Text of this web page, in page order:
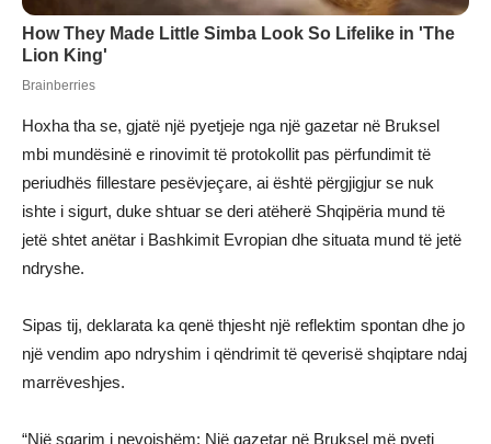
Hoxha tha se, gjatë një pyetjeje nga një gazetar në Bruksel
mbi mundësinë e rinovimit të protokollit pas përfundimit të
periudhës fillestare pesëvjeçare, ai është përgjigjur se nuk
ishte i sigurt, duke shtuar se deri atëherë Shqipëria mund të
jetë shtet anëtar i Bashkimit Evropian dhe situata mund të jetë
ndryshe.
Sipas tij, deklarata ka qenë thjesht një reflektim spontan dhe jo
një vendim apo ndryshim i qëndrimit të qeverisë shqiptare ndaj
marrëveshjes.
“Një sqarim i nevojshëm: Një gazetar në Bruksel më pyeti